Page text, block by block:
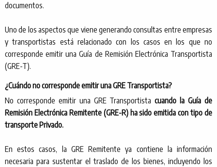
documentos.
Uno de los aspectos que viene generando consultas entre empresas
y transportistas está relacionado con los casos en los que no
corresponde emitir una Guía de Remisión Electrónica Transportista
(GRE-T).
¿Cuándo no corresponde emitir una GRE Transportista?
No corresponde emitir una GRE Transportistacuando la Guía de
Remisión Electrónica Remitente (GRE-R) ha sido emitida con tipo de
transporte Privado.
En estos casos, la GRE Remitente ya contiene la información
necesaria para sustentar el traslado de los bienes, incluyendo los